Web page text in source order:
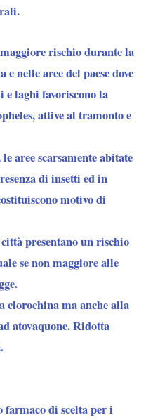
rischio durante la
e nelle aree del paese dove
laghi favoriscono la
attive al tramonto e
aree scarsamente abitate
di insetti ed in
motivo di
presentano un rischio
se non maggiore alle
clorochina ma anche alla
atovaquone. Ridotta
farmaco di scelta per i